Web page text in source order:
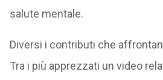
salute mentale.
Diversi i contributi che
Tra i più apprezzati un video